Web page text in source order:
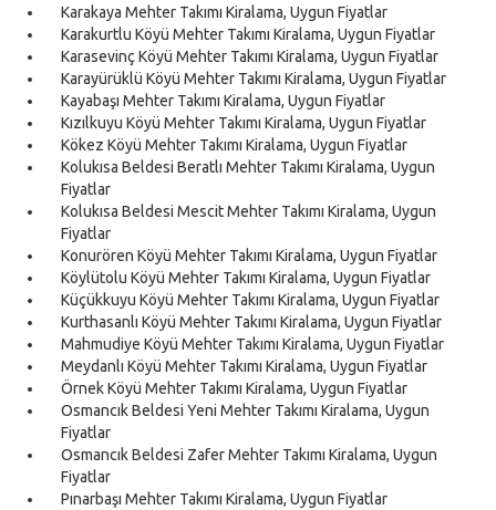
Karakaya Mehter Takımı Kiralama, Uygun Fiyatlar
Karakurtlu Köyü Mehter Takımı Kiralama, Uygun Fiyatlar
Karasevinç Köyü Mehter Takımı Kiralama, Uygun Fiyatlar
Karayürüklü Köyü Mehter Takımı Kiralama, Uygun Fiyatlar
Kayabaşı Mehter Takımı Kiralama, Uygun Fiyatlar
Kızılkuyu Köyü Mehter Takımı Kiralama, Uygun Fiyatlar
Kökez Köyü Mehter Takımı Kiralama, Uygun Fiyatlar
Kolukısa Beldesi Beratlı Mehter Takımı Kiralama, Uygun
Fiyatlar
Kolukısa Beldesi Mescit Mehter Takımı Kiralama, Uygun
Fiyatlar
Konurören Köyü Mehter Takımı Kiralama, Uygun Fiyatlar
Köylütolu Köyü Mehter Takımı Kiralama, Uygun Fiyatlar
Küçükkuyu Köyü Mehter Takımı Kiralama, Uygun Fiyatlar
Kurthasanlı Köyü Mehter Takımı Kiralama, Uygun Fiyatlar
Mahmudiye Köyü Mehter Takımı Kiralama, Uygun Fiyatlar
Meydanlı Köyü Mehter Takımı Kiralama, Uygun Fiyatlar
Örnek Köyü Mehter Takımı Kiralama, Uygun Fiyatlar
Osmancık Beldesi Yeni Mehter Takımı Kiralama, Uygun
Fiyatlar
Osmancık Beldesi Zafer Mehter Takımı Kiralama, Uygun
Fiyatlar
Pınarbaşı Mehter Takımı Kiralama, Uygun Fiyatlar